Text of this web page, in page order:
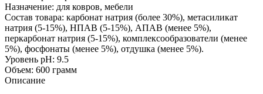
Назначение: для ковров, мебели
Состав товара: карбонат натрия (более 30%), метасиликат
натрия (5-15%), НПАВ (5-15%), АПАВ (менее 5%),
перкарбонат натрия (5-15%), комплексообразователи (менее
5%), фосфонаты (менее 5%), отдушка (менее 5%).
Уровень pH: 9.5
Объем: 600 грамм
Описание